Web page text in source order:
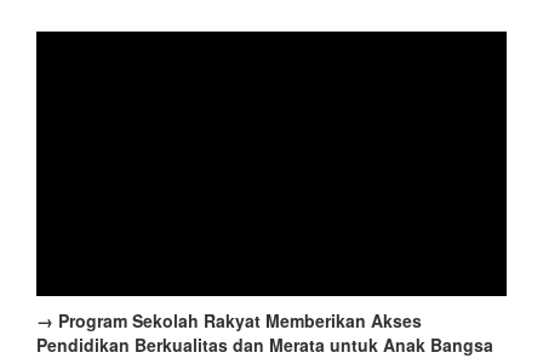
→ Program Sekolah Rakyat Memberikan Akses
Pendidikan Berkualitas dan Merata untuk Anak Bangsa